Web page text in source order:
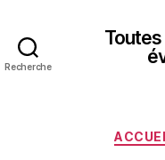
Recherche